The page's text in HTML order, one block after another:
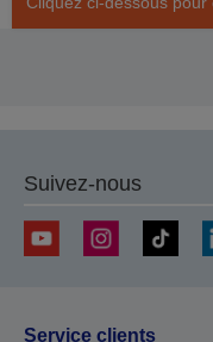
Suivez-nous
Service clients